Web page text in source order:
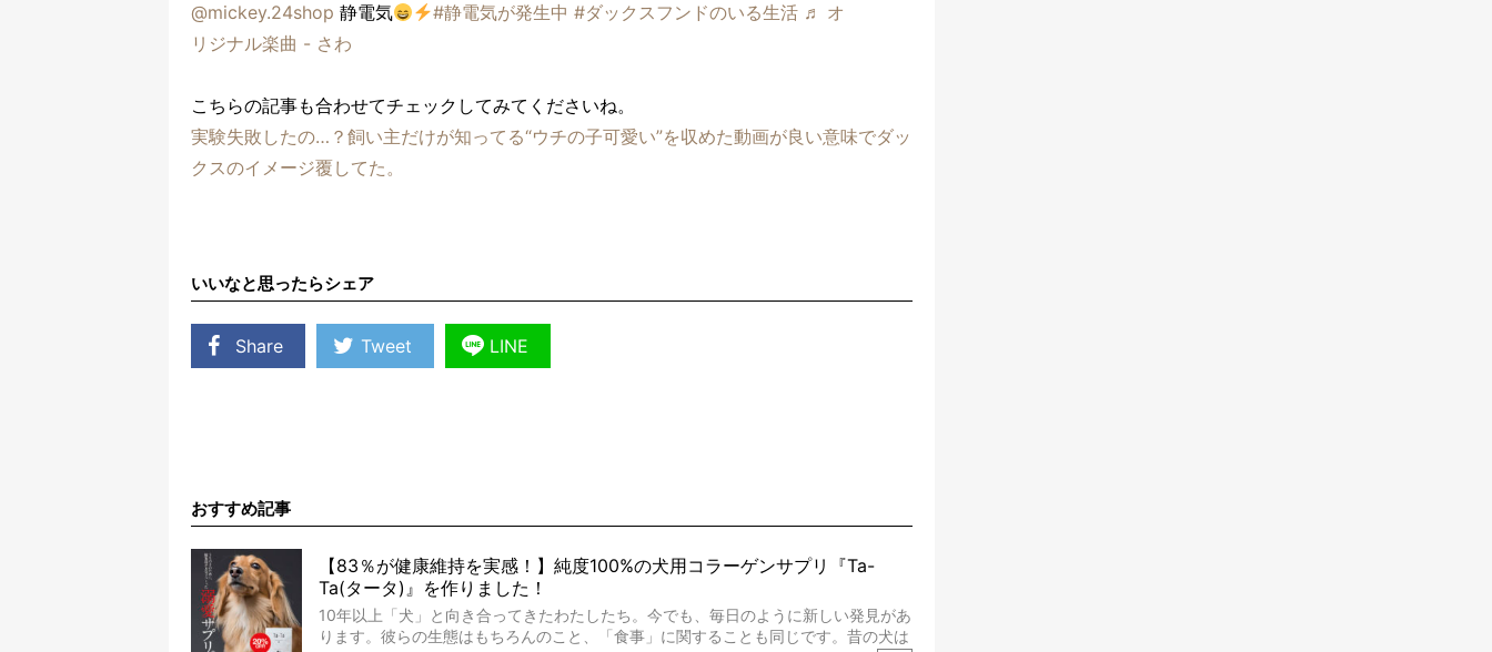
@mickey.24shop 静電気 #静電気が発生中 #ダックスフンドのいる生活 ♬ オ
リジナル楽曲 - さわ
こちらの記事も合わせてチェックしてみてくださいね。
実験失敗したの…？飼い主だけが知ってる“ウチの子可愛い”を収めた動画が良い意味でダッ
クスのイメージ覆してた。
いいなと思ったらシェア
Share Tweet LINE
おすすめ記事
【83％が健康維持を実感！】純度100%の犬用コラーゲンサプリ『Ta-
Ta(タータ)』を作りました！
10年以上「犬」と向き合ってきたわたしたち。今でも、毎日のように新しい発見があ
ります。彼らの生態はもちろんのこと、「食事」に関することも同じです。昔の犬は